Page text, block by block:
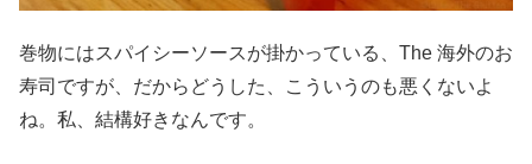
巻物にはスパイシーソースが掛かっている、The 海外のお
寿司ですが、だからどうした、こういうのも悪くないよ
ね。私、結構好きなんです。